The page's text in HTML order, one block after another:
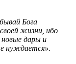
Бога
жизни, ибо
дары и
нуждается».